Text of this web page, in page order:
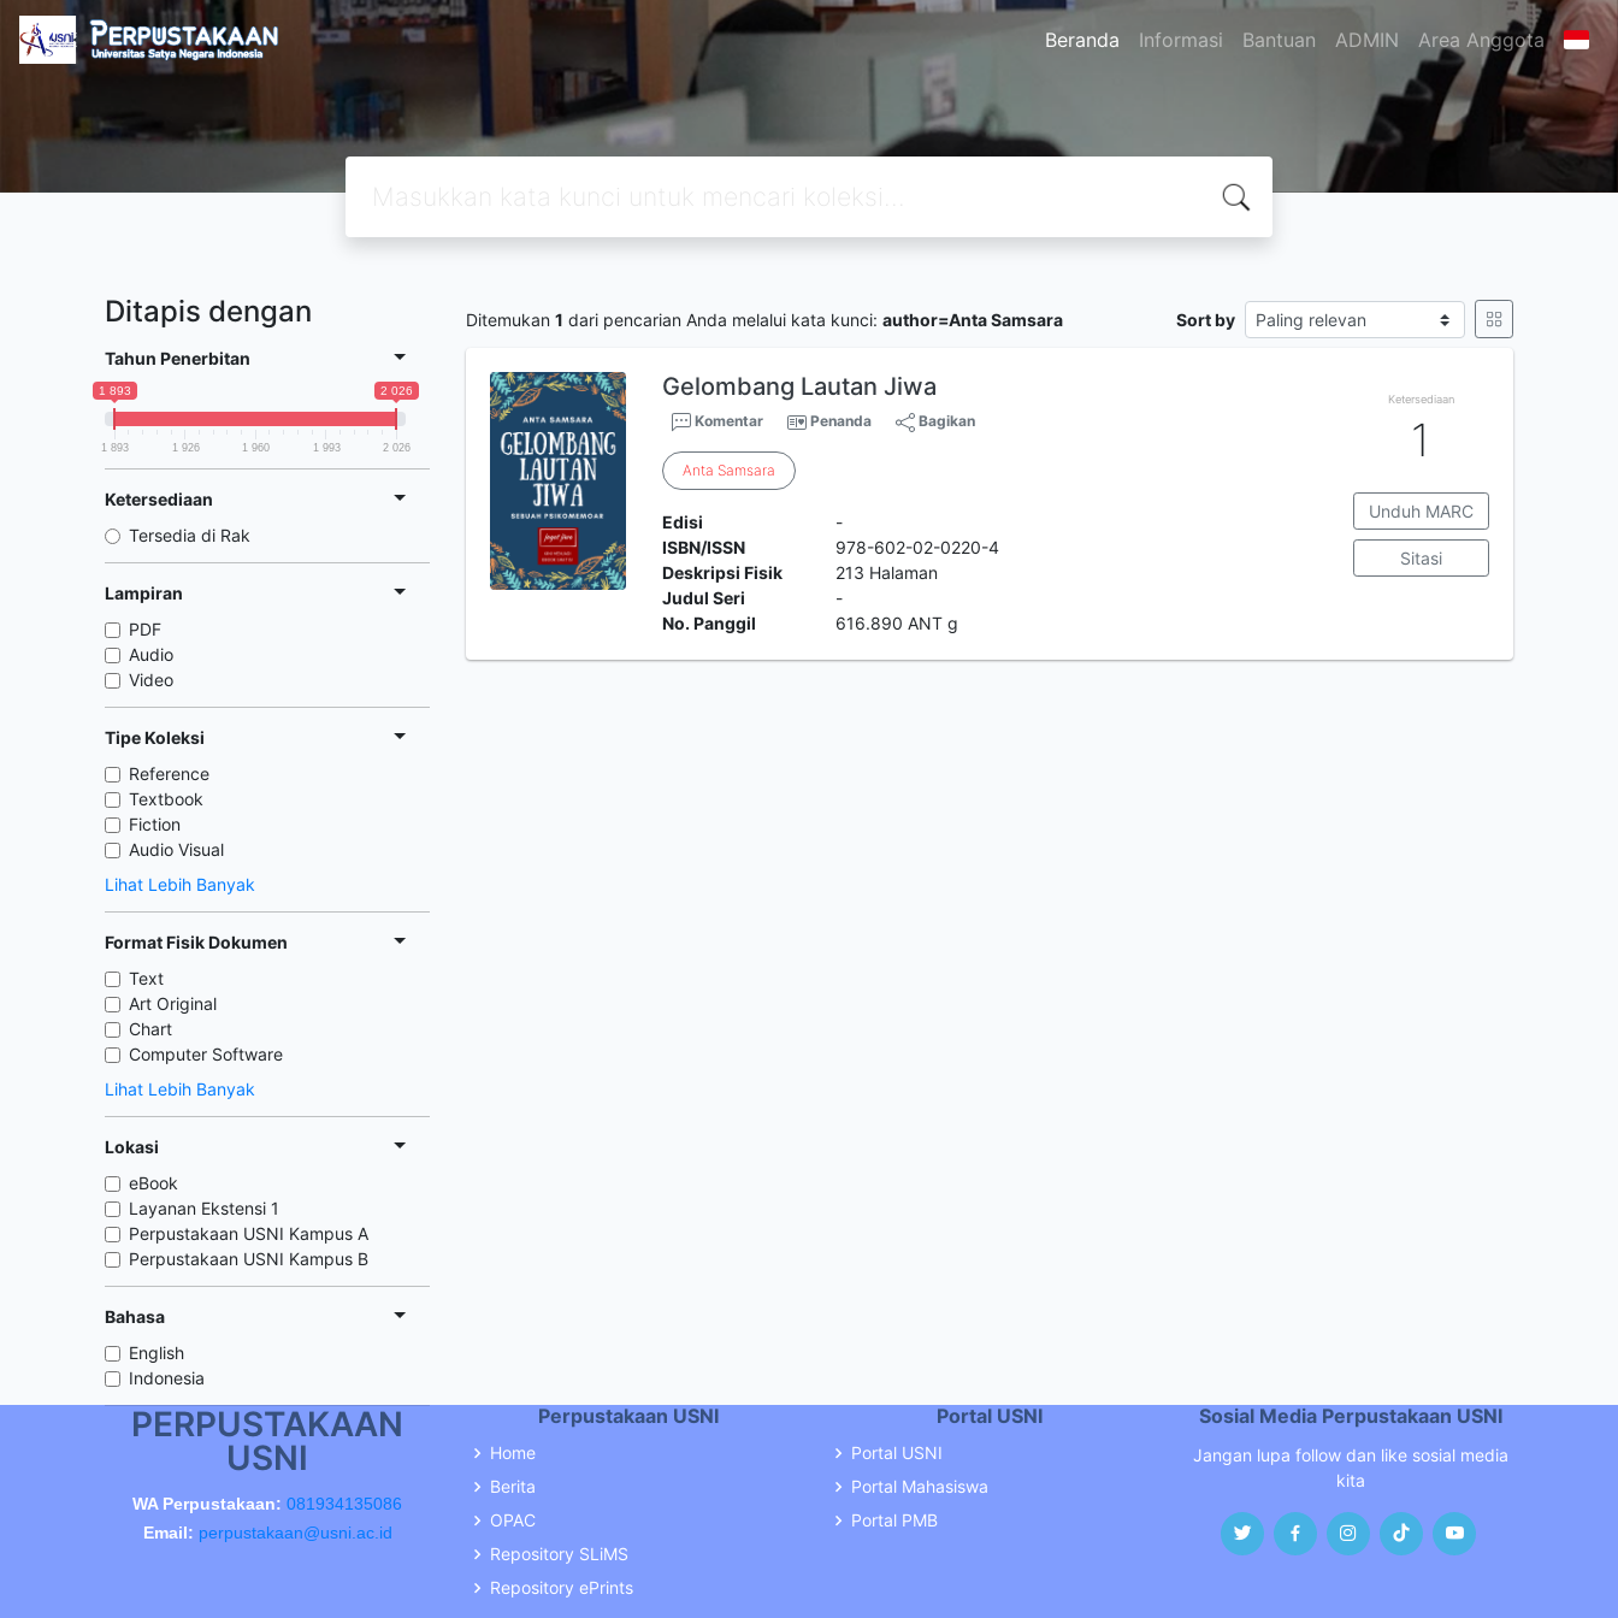
Beranda Informasi Bantuan ADMIN Area Anggota
Ditapis dengan
Tahun Penerbitan
1 893 2 026
1 893 1 926 1 960 1 993 2 026
Ketersediaan
Tersedia di Rak
Lampiran
PDF
Audio
Video
Tipe Koleksi
Reference
Textbook
Fiction
Audio Visual
Lihat Lebih Banyak
Format Fisik Dokumen
Text
Art Original
Chart
Computer Software
Lihat Lebih Banyak
Lokasi
eBook
Layanan Ekstensi 1
Perpustakaan USNI Kampus A
Perpustakaan USNI Kampus B
Bahasa
English
Indonesia
Ditemukan 1 dari pencarian Anda melalui kata kunci: author=Anta Samsara Sort by
Gelombang Lautan Jiwa
Komentar Penanda Bagikan
Anta Samsara
Edisi
-
ISBN/ISSN
978-602-02-0220-4
Deskripsi Fisik
213 Halaman
Judul Seri
-
No. Panggil
616.890 ANT g
Ketersediaan
1
Unduh MARC
Sitasi
PERPUSTAKAAN
USNI
WA Perpustakaan: 081934135086
Email: perpustakaan@usni.ac.id
Perpustakaan USNI
Home
Berita
OPAC
Repository SLiMS
Repository ePrints
Portal USNI
Portal USNI
Portal Mahasiswa
Portal PMB
Sosial Media Perpustakaan USNI
Jangan lupa follow dan like sosial media
kita